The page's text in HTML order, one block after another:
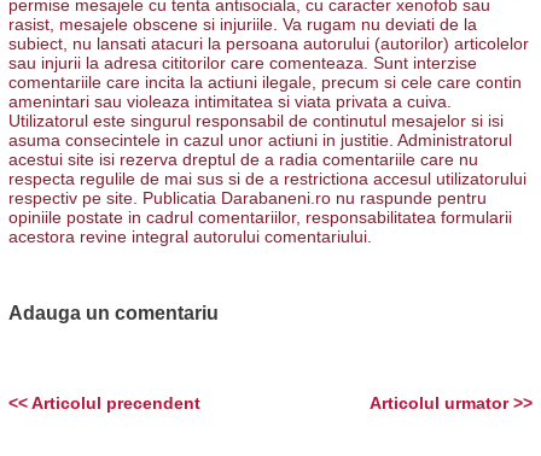
permise mesajele cu tenta antisociala, cu caracter xenofob sau
rasist, mesajele obscene si injuriile. Va rugam nu deviati de la
subiect, nu lansati atacuri la persoana autorului (autorilor) articolelor
sau injurii la adresa cititorilor care comenteaza. Sunt interzise
comentariile care incita la actiuni ilegale, precum si cele care contin
amenintari sau violeaza intimitatea si viata privata a cuiva.
Utilizatorul este singurul responsabil de continutul mesajelor si isi
asuma consecintele in cazul unor actiuni in justitie. Administratorul
acestui site isi rezerva dreptul de a radia comentariile care nu
respecta regulile de mai sus si de a restrictiona accesul utilizatorului
respectiv pe site. Publicatia Darabaneni.ro nu raspunde pentru
opiniile postate in cadrul comentariilor, responsabilitatea formularii
acestora revine integral autorului comentariului.
Adauga un comentariu
Articolul urmator >>
<< Articolul precendent